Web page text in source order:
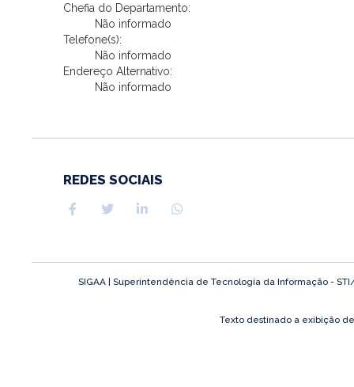
Chefia do Departamento:
Não informado
Telefone(s):
Não informado
Endereço Alternativo:
Não informado
REDES SOCIAIS
SIGAA | Superintendência de Tecnologia da Informação -
Texto destinado a exibição